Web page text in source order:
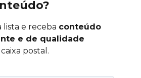
lista e receba conteúdo
e de qualidade
postal.